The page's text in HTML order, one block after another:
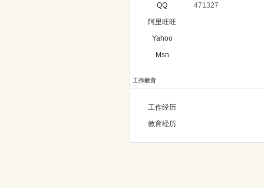
QQ
471327
阿里旺旺
Yahoo
Msn
工作教育
工作经历
教育经历